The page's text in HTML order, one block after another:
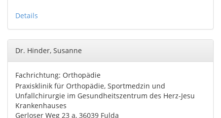
Details
Dr. Hinder, Susanne
Fachrichtung: Orthopädie
Praxisklinik für Orthopädie, Sportmedzin und
Unfallchirurgie im Gesundheitszentrum des Herz-Jesu
Krankenhauses
Gerloser Weg 23 a, 36039 Fulda